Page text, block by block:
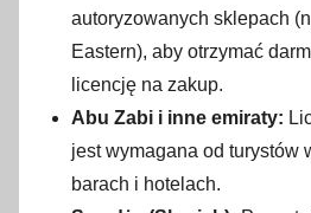
autoryzowanych sklepach
Eastern), aby otrzymać
licencję na zakup.
Abu Zabi i inne emiraty:
jest wymagana od turystów
barach i hotelach.